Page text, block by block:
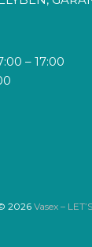
– 17:00
2026Vasex –